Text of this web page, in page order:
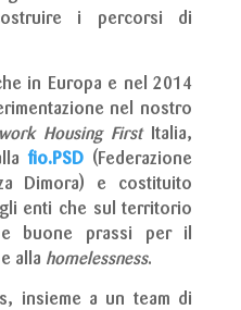
i percorsi di
in Europa e nel 2014
nel nostro
Housing FirstItalia,
fio.PSD (Federazione
Dimora) e costituito
enti che sul territorio
e buone prassi per il
alla homelessness.
insieme a un team di